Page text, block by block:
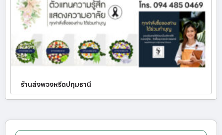
ร้านส่งพวงหรีดปทุมธานี